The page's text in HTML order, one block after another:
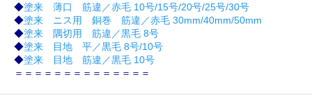
◆塗来 薄口 筋違／赤毛 10号/15号/20号/25号/30号
◆塗来 ニス用 銅巻 筋違／赤毛 30mm/40mm/50mm
◆塗来 隅切用 筋違／黒毛 8号
◆塗来 目地 平／黒毛 8号/10号
◆塗来 目地 筋違／黒毛 10号
＝＝＝＝＝＝＝＝＝＝＝＝＝＝